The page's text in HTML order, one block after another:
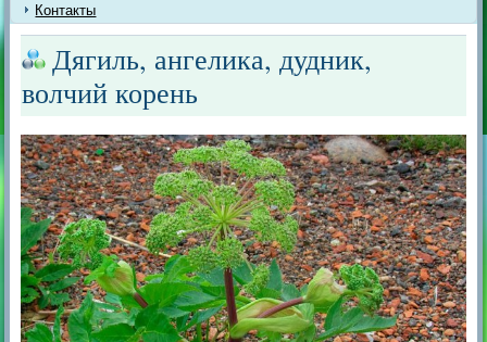
Контакты
Дягиль, ангелика, дудник,
волчий корень